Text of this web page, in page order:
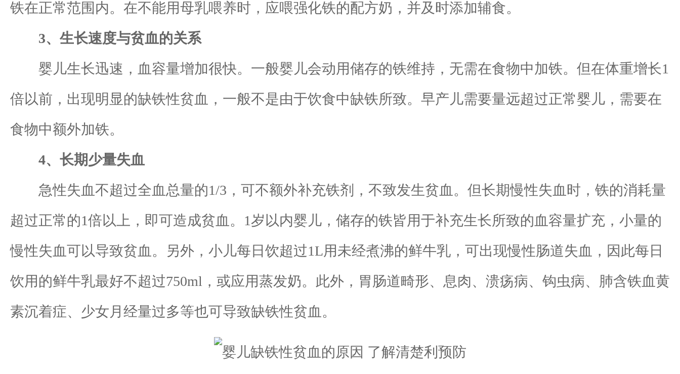
铁在正常范围内。在不能用母乳喂养时，应喂强化铁的配方奶，并及时添加辅食。
3、生长速度与贫血的关系
婴儿生长迅速，血容量增加很快。一般婴儿会动用储存的铁维持，无需在食物中加铁。但在体重增长1
倍以前，出现明显的缺铁性贫血，一般不是由于饮食中缺铁所致。早产儿需要量远超过正常婴儿，需要在
食物中额外加铁。
4、长期少量失血
急性失血不超过全血总量的1/3，可不额外补充铁剂，不致发生贫血。但长期慢性失血时，铁的消耗量
超过正常的1倍以上，即可造成贫血。1岁以内婴儿，储存的铁皆用于补充生长所致的血容量扩充，小量的
慢性失血可以导致贫血。另外，小儿每日饮超过1L用未经煮沸的鲜牛乳，可出现慢性肠道失血，因此每日
饮用的鲜牛乳最好不超过750ml，或应用蒸发奶。此外，胃肠道畸形、息肉、溃疡病、钩虫病、肺含铁血黄
素沉着症、少女月经量过多等也可导致缺铁性贫血。